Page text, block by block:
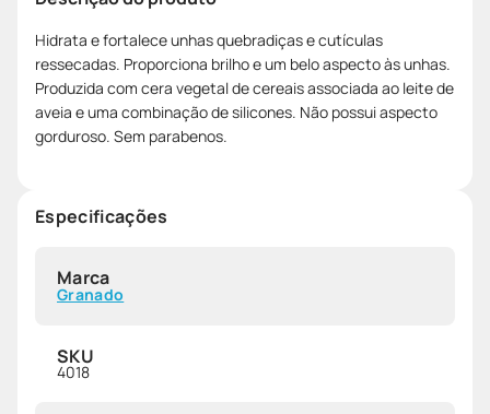
Hidrata e fortalece unhas quebradiças e cutículas
ressecadas. Proporciona brilho e um belo aspecto às unhas.
Produzida com cera vegetal de cereais associada ao leite de
aveia e uma combinação de silicones. Não possui aspecto
gorduroso. Sem parabenos.
Especificações
Marca
Granado
SKU
4018